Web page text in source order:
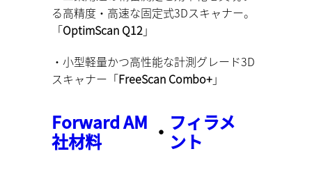
る高精度・高速な固定式3Dスキャナー。
「OptimScan Q12」
・小型軽量かつ高性能な計測グレード3D
スキャナー「FreeScan Combo+」
Forward AM
社材料
・ フィラメ
ント